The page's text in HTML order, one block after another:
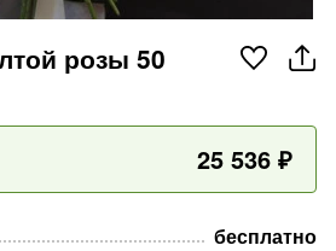
розы 50
25 536 ₽
бесплатно